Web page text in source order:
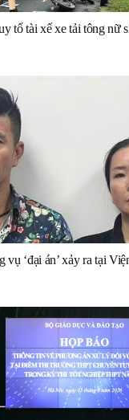
tố tài xế xe tải tông nữ
vụ ‘đại án’ xảy ra tại